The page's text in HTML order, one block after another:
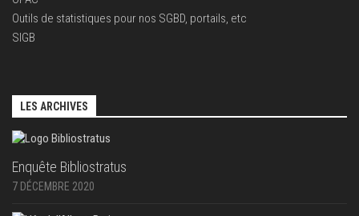
Outils de statistiques pour nos SGBD, portails, etc
SIGB
LES ARCHIVES
Enquête Bibliostratus
7 DÉCEMBRE 2020